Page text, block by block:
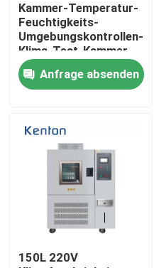
Labortrockenerer Ofen
Industrieller Trockenofen
Thermostatischer
Abkühlender Brutkasten
Temperatur-
Klimakammer
Kammer-Temperatur-
Feuchtigkeits-
Umgebungskontrollen-
Klima-Test-Kammer
des Klimatest-SS304
Anfrage absenden
150L 220V